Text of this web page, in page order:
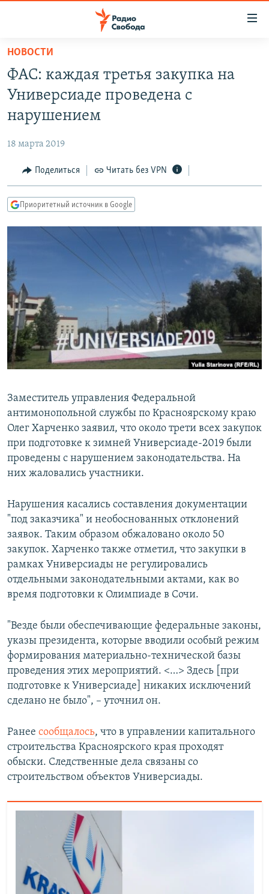
упрощенного
доступа
Вернуться
основному
Вернутся
Вернутся
АВТОРСКИЕ ПРОЕКТЫ
МНЕНИЯ
КУЛЬТУРА
КАВКАЗ.РЕАЛИИ
СИБИРЬ.РЕАЛИИ
РАСПИСАНИЕ ВЕЩАНИЯ
ПОДПИШИТЕСЬ НА РАССЫЛКУ
СОЦИАЛЬНЫЕ СЕТИ
Все сайты РСЕ/РС
НОВОСТИ
ФАС: каждая третья закупка на
Универсиаде проведена с
нарушением
18 марта 2019
Поделиться Читать без VPN
Приоритетный источник в Google
Заместитель управления Федеральной
антимонопольной службы по Красноярскому краю
Олег Харченко заявил, что около трети всех закупок
при подготовке к зимней Универсиаде-2019 были
проведены с нарушением законодательства. На
них жаловались участники.
Нарушения касались составления документации
"под заказчика" и необоснованных отклонений
заявок. Таким образом обжаловано около 50
закупок. Харченко также отметил, что закупки в
рамках Универсиады не регулировались
отдельными законодательными актами, как во
время подготовки к Олимпиаде в Сочи.
"Везде были обеспечивающие федеральные законы,
указы президента, которые вводили особый режим
формирования материально-технической базы
проведения этих мероприятий. <…> Здесь [при
подготовке к Универсиаде] никаких исключений
сделано не было", – уточнил он.
Ранее сообщалось, что в управлении капитального
строительства Красноярского края проходят
обыски. Следственные дела связаны со
строительством объектов Универсиады.